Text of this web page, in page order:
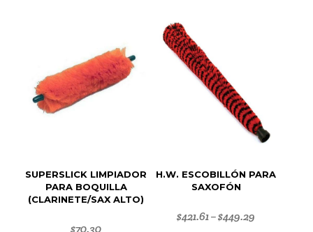
SUPERSLICK LIMPIADOR
PARA BOQUILLA
(CLARINETE/SAX ALTO)
H.W. ESCOBILLÓN PARA
SAXOFÓN
$421.61–$449.29